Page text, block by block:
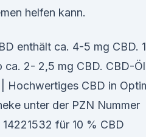
helfen kann.
enthält ca. 4-5 mg CBD. 1
ca. 2- 2,5 mg CBD. CBD-Öl
Hochwertiges CBD in
unter der PZN Nummer
für 10 % CBD